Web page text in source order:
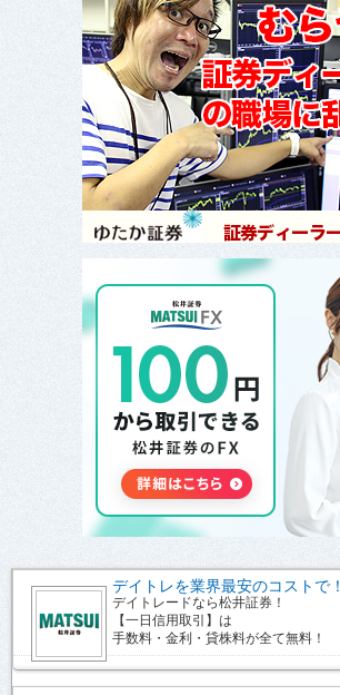
デイトレを業界最安のコストで！
デイトレードなら松井証券！
【一日信用取引】は
手数料・金利・貸株料が全て無料！